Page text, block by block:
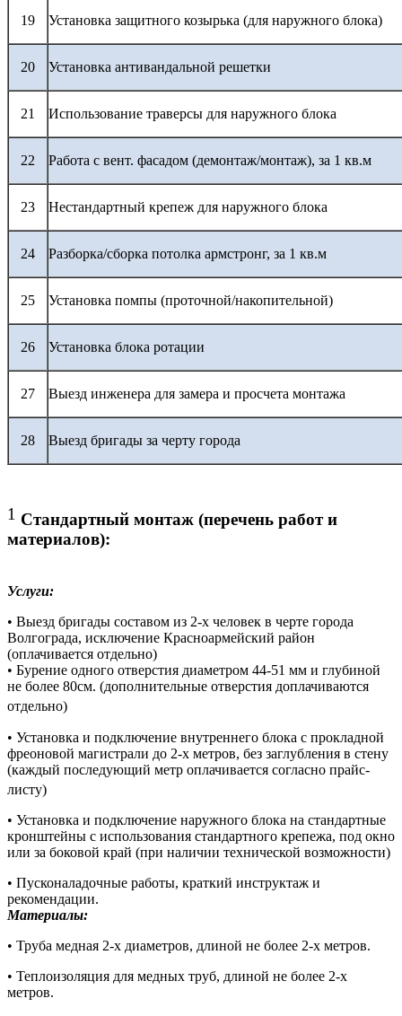
19 Установка защитного козырька (для наружного блока)
20 Установка антивандальной решетки
21 Использование траверсы для наружного блока
22 Работа с вент. фасадом (демонтаж/монтаж), за 1 кв.м
23 Нестандартный крепеж для наружного блока
24 Разборка/сборка потолка армстронг, за 1 кв.м
25 Установка помпы (проточной/накопительной)
26 Установка блока ротации
27 Выезд инженера для замера и просчета монтажа
28 Выезд бригады за черту города
1 Стандартный монтаж (перечень работ и
материалов):
Услуги:
• Выезд бригады составом из 2-х человек в черте города
Волгограда, исключение Красноармейский район
(оплачивается отдельно)
• Бурение одного отверстия диаметром 44-51 мм и глубиной
не более 80см. (дополнительные отверстия доплачиваются
отдельно)
• Установка и подключение внутреннего блока с прокладной
фреоновой магистрали до 2-х метров, без заглубления в стену
(каждый последующий метр оплачивается согласно прайс-
листу)
• Установка и подключение наружного блока на стандартные
кронштейны с использования стандартного крепежа, под окно
или за боковой край (при наличии технической возможности)
• Пусконаладочные работы, краткий инструктаж и
рекомендации.
Материалы:
• Труба медная 2-х диаметров, длиной не более 2-х метров.
• Теплоизоляция для медных труб, длиной не более 2-х
метров.